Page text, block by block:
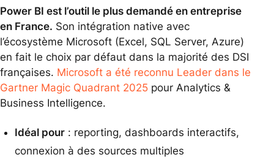
Power BI est l’outil le plus demandé en entreprise
en France. Son intégration native avec
l’écosystème Microsoft (Excel, SQL Server, Azure)
en fait le choix par défaut dans la majorité des DSI
françaises. Microsoft a été reconnu Leader dans le
Gartner Magic Quadrant 2025 pour Analytics &
Business Intelligence.
Idéal pour : reporting, dashboards interactifs,
connexion à des sources multiples